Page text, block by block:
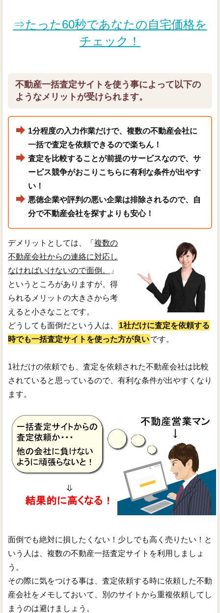
⇒たった60秒であなたの自宅価格を
チェック！
不動産一括査定サイトを使う事によって以下の
ようなメリットが受けられます。
1分程度の入力作業だけで、複数の不動産会社に
一括で査定を依頼できるので楽ちん！
査定を比較することが前提のサービスなので、サ
ービス競争がおこりこちらに有利な条件が出やす
い！
悪徳企業や評判の悪い企業は排除されるので、自
分で不動産会社を探すよりも安心！
デメリットとしては、「 複数の
不動産会社からの連絡に対応し
なければいけないので面倒。
」
というところがありますが、得
られるメリットの大きさから考
えると小さなことです。
どうしても面倒だという人は、
1社だけに査定を依頼する
時でも一括査定サイトを使った方が良いです。
1社だけの依頼でも、査定を依頼された不動産会社は比較
されていると思っているので、有利な条件が出やすくなり
ます。
面倒でも絶対に損したくない！少しでも高く売りたい！と
いう人は、複数の不動産一括査定サイトを利用しましょ
う。
その際に気をつける事は、査定依頼する時に依頼した不動
産会社をメモしておいて、別のサイトから重複依頼してし
まうのは避けましょう。